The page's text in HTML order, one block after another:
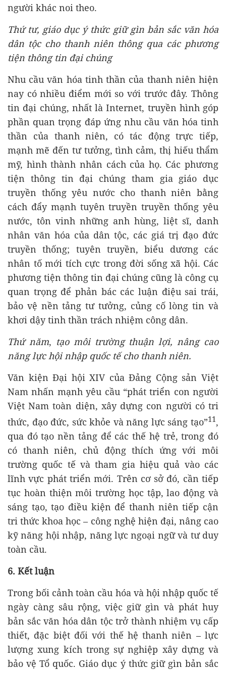
người khác noi theo.
Thứ tư, giáo dục ý thức giữ gìn bản sắc văn hóa
dân tộc cho thanh niên thông qua các phương
tiện thông tin đại chúng
Nhu cầu văn hóa tinh thần của thanh niên hiện
nay có nhiều điểm mới so với trước đây. Thông
tin đại chúng, nhất là Internet, truyền hình góp
phần quan trọng đáp ứng nhu cầu văn hóa tinh
thần của thanh niên, có tác động trực tiếp,
mạnh mẽ đến tư tưởng, tình cảm, thị hiếu thẩm
mỹ, hình thành nhân cách của họ. Các phương
tiện thông tin đại chúng tham gia giáo dục
truyền thống yêu nước cho thanh niên bằng
cách đẩy mạnh tuyên truyền truyền thống yêu
nước, tôn vinh những anh hùng, liệt sĩ, danh
nhân văn hóa của dân tộc, các giá trị đạo đức
truyền thống; tuyên truyền, biểu dương các
nhân tố mới tích cực trong đời sống xã hội. Các
phương tiện thông tin đại chúng cũng là công cụ
quan trọng để phản bác các luận điệu sai trái,
bảo vệ nền tảng tư tưởng, củng cố lòng tin và
khơi dậy tinh thần trách nhiệm công dân.
Thứ năm, tạo môi trường thuận lợi, nâng cao
năng lực hội nhập quốc tế cho thanh niên.
Văn kiện Đại hội XIV của Đảng Cộng sản Việt
Nam nhấn mạnh yêu cầu “phát triển con người
Việt Nam toàn diện, xây dựng con người có tri
thức, đạo đức, sức khỏe và năng lực sáng tạo”11,
qua đó tạo nền tảng để các thế hệ trẻ, trong đó
có thanh niên, chủ động thích ứng với môi
trường quốc tế và tham gia hiệu quả vào các
lĩnh vực phát triển mới. Trên cơ sở đó, cần tiếp
tục hoàn thiện môi trường học tập, lao động và
sáng tạo, tạo điều kiện để thanh niên tiếp cận
tri thức khoa học – công nghệ hiện đại, nâng cao
kỹ năng hội nhập, năng lực ngoại ngữ và tư duy
toàn cầu.
6. Kết luận
Trong bối cảnh toàn cầu hóa và hội nhập quốc tế
ngày càng sâu rộng, việc giữ gìn và phát huy
bản sắc văn hóa dân tộc trở thành nhiệm vụ cấp
thiết, đặc biệt đối với thế hệ thanh niên – lực
lượng xung kích trong sự nghiệp xây dựng và
bảo vệ Tổ quốc. Giáo dục ý thức giữ gìn bản sắc